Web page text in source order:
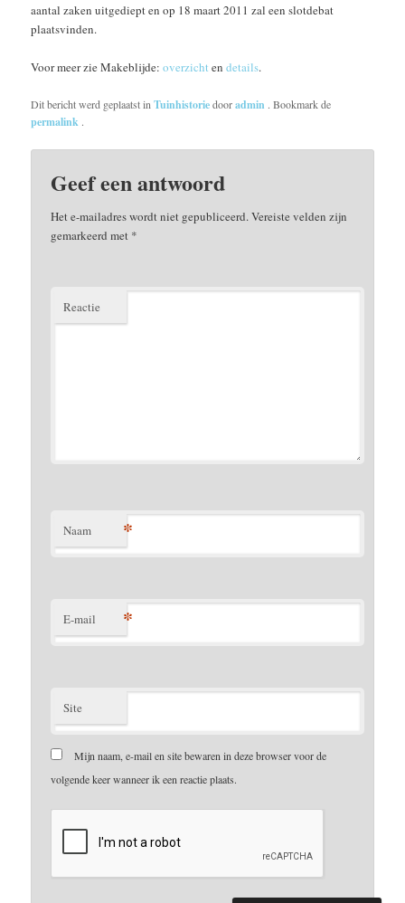
aantal zaken uitgediept en op 18 maart 2011 zal een slotdebat
plaatsvinden.
Voor meer zie Makeblijde:overzichtendetails.
Dit bericht werd geplaatst inTuinhistoriedooradmin . Bookmark de
permalink .
Geef een antwoord
Het e-mailadres wordt niet gepubliceerd.Vereiste velden zijn
gemarkeerd met *
Reactie
Naam *
E-mail *
Site
Mijn naam, e-mail en site bewaren in deze browser voor de
volgende keer wanneer ik een reactie plaats.